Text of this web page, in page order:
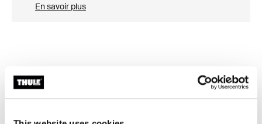
En savoir plus
Accessoires pour Thule Omnistor
8000